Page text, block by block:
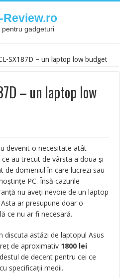
Review.ro
pentru gadgeturi
SX187D – un laptop low budget
– un laptop low
devenit o necesitate atât
au trecut de vârsta a doua și
de domeniul în care lucrezi sau
PC. Însă cazurile
nu aveți nevoie de un laptop
ar presupune doar o
ce nu ar fi necesară.
discuta astăzi de laptopul Asus
de aproximativ 1800 lei
destul de decent pentru cei ce
specificații medii.